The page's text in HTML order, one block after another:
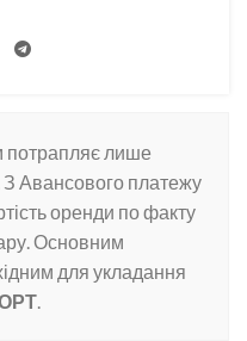
потрапляє лише
Авансового платежу
оренди по факту
Основним
для укладання